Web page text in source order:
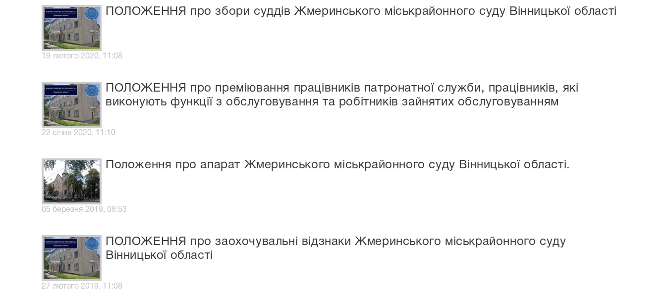
ПОЛОЖЕННЯ про збори суддів Жмеринського міськрайонного суду Вінницької області
19 лютого 2020, 11:08
ПОЛОЖЕННЯ про преміювання працівників патронатної служби, працівників, які
виконують функції з обслуговування та робітників зайнятих обслуговуванням
22 січня 2020, 11:10
Положення про апарат Жмеринського міськрайонного суду Вінницької області.
05 березня 2019, 08:53
ПОЛОЖЕННЯ про заохочувальні відзнаки Жмеринського міськрайонного суду
Вінницької області
27 лютого 2019, 11:08